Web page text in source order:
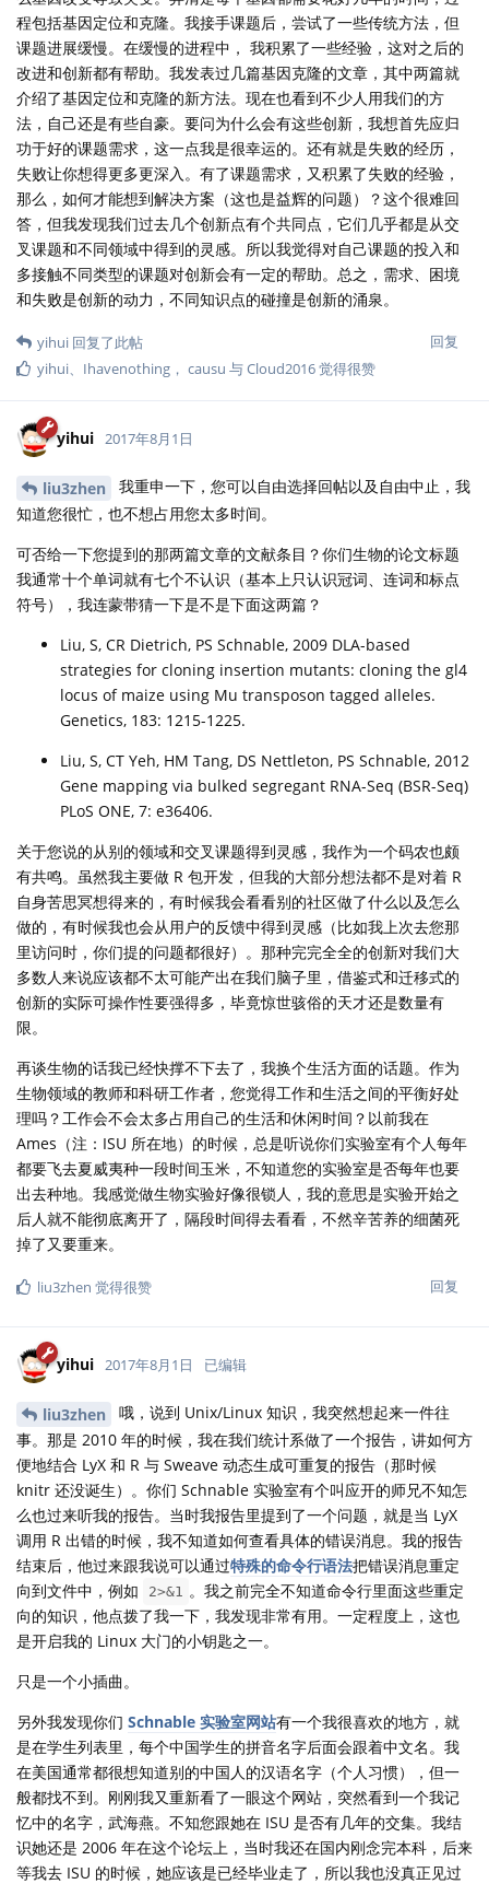
程包括基因定位和克隆。我接手课题后，尝试了一些传统方法，但
课题进展缓慢。在缓慢的进程中， 我积累了一些经验，这对之后的
改进和创新都有帮助。我发表过几篇基因克隆的文章，其中两篇就
介绍了基因定位和克隆的新方法。现在也看到不少人用我们的方
法，自己还是有些自豪。要问为什么会有这些创新，我想首先应归
功于好的课题需求，这一点我是很幸运的。还有就是失败的经历，
失败让你想得更多更深入。有了课题需求，又积累了失败的经验，
那么，如何才能想到解决方案（这也是益辉的问题）？这个很难回
答，但我发现我们过去几个创新点有个共同点，它们几乎都是从交
叉课题和不同领域中得到的灵感。所以我觉得对自己课题的投入和
多接触不同类型的课题对创新会有一定的帮助。总之，需求、困境
和失败是创新的动力，不同知识点的碰撞是创新的涌泉。
回复
yihui 回复了此帖
yihui、 Ihavenothing ， causu 与Cloud2016觉得很赞
yihui 2017年8月1日
liu3zhen
我重申一下，您可以自由选择回帖以及自由中止，我
知道您很忙，也不想占用您太多时间。
可否给一下您提到的那两篇文章的文献条目？你们生物的论文标题
我通常十个单词就有七个不认识（基本上只认识冠词、连词和标点
符号），我连蒙带猜一下是不是下面这两篇？
Liu, S, CR Dietrich, PS Schnable, 2009 DLA-based
strategies for cloning insertion mutants: cloning the gl4
locus of maize using Mu transposon tagged alleles.
Genetics, 183: 1215-1225.
Liu, S, CT Yeh, HM Tang, DS Nettleton, PS Schnable, 2012
Gene mapping via bulked segregant RNA-Seq (BSR-Seq)
PLoS ONE, 7: e36406.
关于您说的从别的领域和交叉课题得到灵感，我作为一个码农也颇
有共鸣。虽然我主要做 R 包开发，但我的大部分想法都不是对着 R
自身苦思冥想得来的，有时候我会看看别的社区做了什么以及怎么
做的，有时候我也会从用户的反馈中得到灵感（比如我上次去您那
里访问时，你们提的问题都很好）。那种完完全全的创新对我们大
多数人来说应该都不太可能产出在我们脑子里，借鉴式和迁移式的
创新的实际可操作性要强得多，毕竟惊世骇俗的天才还是数量有
限。
再谈生物的话我已经快撑不下去了，我换个生活方面的话题。作为
生物领域的教师和科研工作者，您觉得工作和生活之间的平衡好处
理吗？工作会不会太多占用自己的生活和休闲时间？以前我在
Ames（注：ISU 所在地）的时候，总是听说你们实验室有个人每年
都要飞去夏威夷种一段时间玉米，不知道您的实验室是否每年也要
出去种地。我感觉做生物实验好像很锁人，我的意思是实验开始之
后人就不能彻底离开了，隔段时间得去看看，不然辛苦养的细菌死
掉了又要重来。
回复
liu3zhen 觉得很赞
yihui 2017年8月1日 已编辑
liu3zhen
哦，说到 Unix/Linux 知识，我突然想起来一件往
事。那是 2010 年的时候，我在我们统计系做了一个报告，讲如何方
便地结合 LyX 和 R 与 Sweave 动态生成可重复的报告（那时候
knitr 还没诞生）。你们 Schnable 实验室有个叫应开的师兄不知怎
么也过来听我的报告。当时我报告里提到了一个问题，就是当 LyX
调用 R 出错的时候，我不知道如何查看具体的错误消息。我的报告
结束后，他过来跟我说可以通过特殊的命令行语法把错误消息重定
向到文件中，例如
2>&1
。我之前完全不知道命令行里面这些重定
向的知识，他点拨了我一下，我发现非常有用。一定程度上，这也
是开启我的 Linux 大门的小钥匙之一。
只是一个小插曲。
另外我发现你们 Schnable 实验室网站有一个我很喜欢的地方，就
是在学生列表里，每个中国学生的拼音名字后面会跟着中文名。我
在美国通常都很想知道别的中国人的汉语名字（个人习惯），但一
般都找不到。刚刚我又重新看了一眼这个网站，突然看到一个我记
忆中的名字，武海燕。不知您跟她在 ISU 是否有几年的交集。我结
识她还是 2006 年在这个论坛上，当时我还在国内刚念完本科，后来
等我去 ISU 的时候，她应该是已经毕业走了，所以我也没真正见过